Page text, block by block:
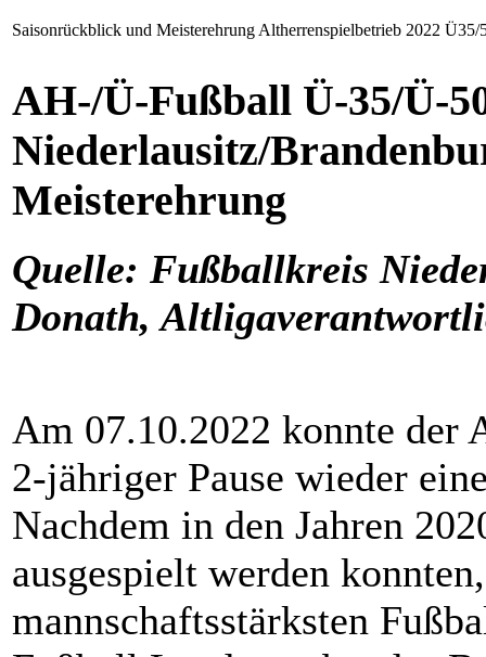
Saisonrückblick und Meisterehrung Altherrenspielbetrieb 2022 Ü35/
AH-/Ü-Fußball Ü-35/Ü-
Niederlausitz/
Meisterehrung
Quelle: Fußballkreis
Donath,
Am 07.10.2022 konnte der
2-jähriger Pause wieder
Nachdem in den Jahren
ausgespielt werden
mannschaftsstärksten